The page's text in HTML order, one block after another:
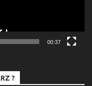
00:37
?